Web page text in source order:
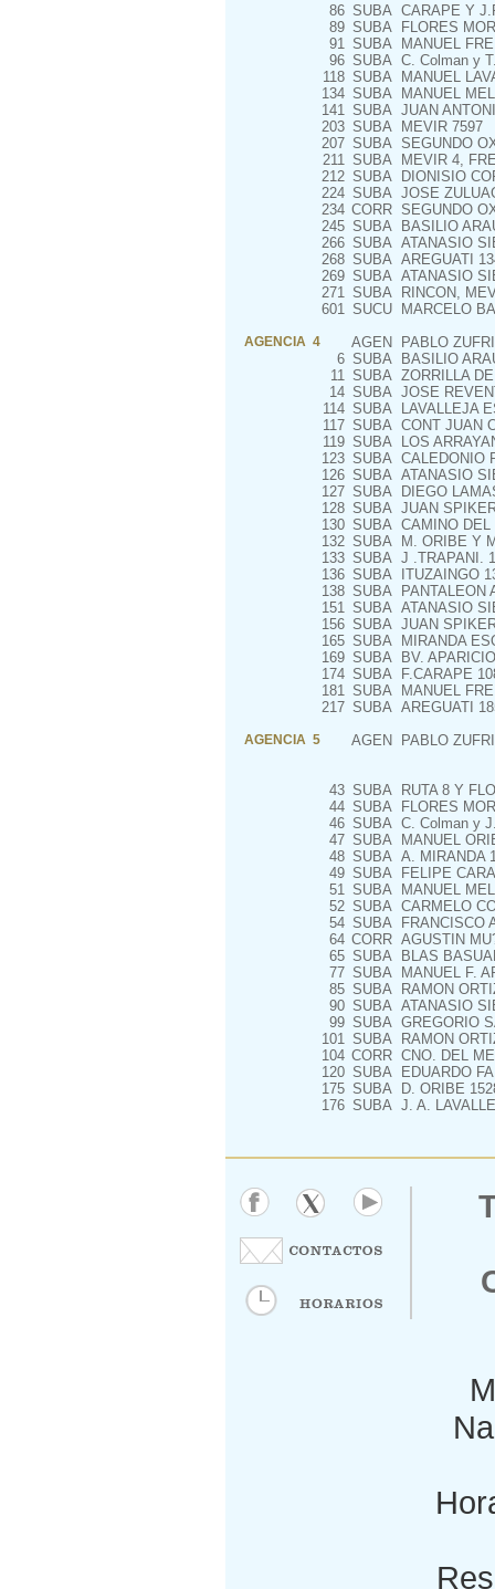
86 SUBA CARAPE Y
89 SUBA FLORES
91 SUBA MANUEL
96 SUBA C. Colman y
118 SUBA MANUEL
134 SUBA MANUEL
141 SUBA JUAN
203 SUBA MEVIR 7597
207 SUBA SEGUNDO
211 SUBA MEVIR 4,
212 SUBA DIONISIO
224 SUBA JOSE
234 CORR SEGUNDO
245 SUBA BASILIO
266 SUBA ATANASIO
268 SUBA AREGUATI
269 SUBA ATANASIO
271 SUBA RINCON,
601 SUCU MARCELO
AGENCIA 4 AGEN PABLO
6 SUBA BASILIO
11 SUBA ZORRILLA
14 SUBA JOSE
114 SUBA LAVALLEJA
117 SUBA CONT JUAN
119 SUBA LOS
123 SUBA CALEDONIO
126 SUBA ATANASIO
127 SUBA DIEGO
128 SUBA JUAN
130 SUBA CAMINO
132 SUBA M. ORIBE Y
133 SUBA J .TRAPANI.
136 SUBA ITUZAINGO
138 SUBA PANTALEON
151 SUBA ATANASIO
156 SUBA JUAN
165 SUBA MIRANDA
169 SUBA BV.
174 SUBA F.CARAPE
181 SUBA MANUEL
217 SUBA AREGUATI
AGENCIA 5 AGEN PABLO
43 SUBA RUTA 8 Y
44 SUBA FLORES
46 SUBA C. Colman y
47 SUBA MANUEL
48 SUBA A. MIRANDA
49 SUBA FELIPE
51 SUBA MANUEL
52 SUBA CARMELO
54 SUBA FRANCISCO
64 CORR AGUSTIN
65 SUBA BLAS
77 SUBA MANUEL F.
85 SUBA RAMON
90 SUBA ATANASIO
99 SUBA GREGORIO
101 SUBA RAMON
104 CORR CNO. DEL
120 SUBA EDUARDO
175 SUBA D. ORIBE
176 SUBA J. A.